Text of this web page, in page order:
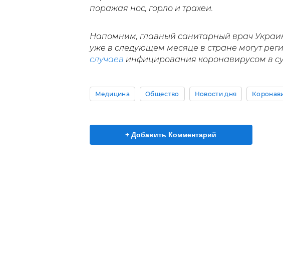
поражая нос, горло и трахеи.
Напомним, главный санитарный врач
уже в следующем месяце в стране могут
случаев инфицирования коронавирусом в
Медицина Общество Новости дня
+ Добавить Комментарий